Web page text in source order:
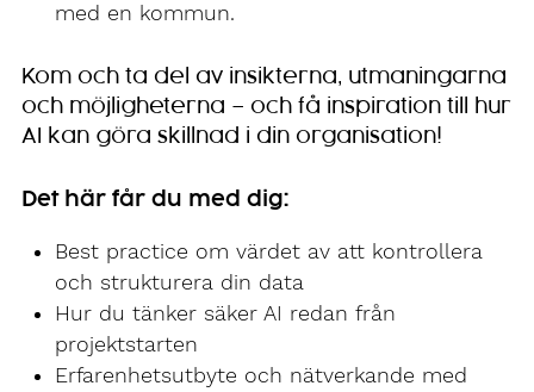
med en kommun.
Kom och ta del av insikterna, utmaningarna
och möjligheterna – och få inspiration till hur
AI kan göra skillnad i din organisation!
Det här får du med dig:
Best practice om värdet av att kontrollera
och strukturera din data
Hur du tänker säker AI redan från
projektstarten
Erfarenhetsutbyte och nätverkande med